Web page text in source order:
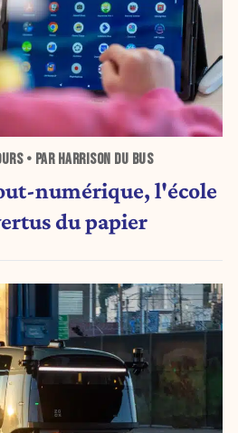
• PAR HARRISON DU BUS
numérique, l'école
du papier